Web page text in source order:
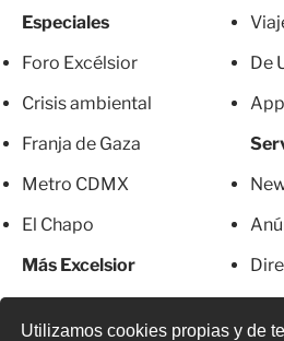
Utilizamos cookies propias y de
Especiales
Foro Excélsior
Crisis ambiental
Franja de Gaza
Metro CDMX
El Chapo
Más Excelsior
De